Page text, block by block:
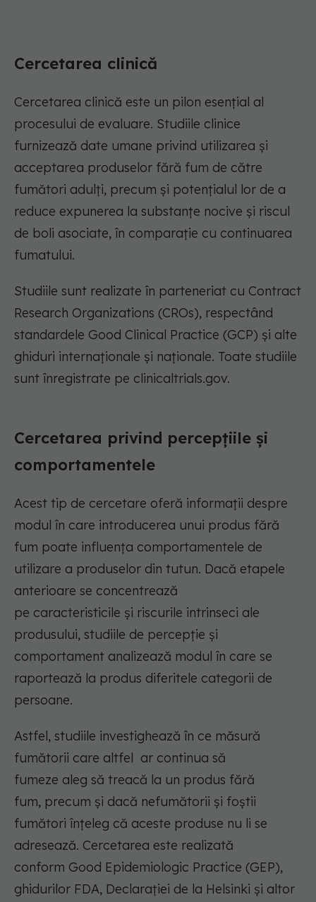
Cercetarea clinică
Cercetarea clinică este un pilon esențial al
procesului de evaluare. Studiile clinice
furnizează date umane privind utilizarea și
acceptarea produselor fără fum de către
fumători adulți, precum și potențialul lor de a
reduce expunerea la substanțe nocive și riscul
de boli asociate, în comparație cu continuarea
fumatului.
Studiile sunt realizate în parteneriat cu Contract
Research Organizations (CROs), respectând
standardele Good Clinical Practice (GCP) și alte
ghiduri internaționale și naționale. Toate studiile
sunt înregistrate pe clinicaltrials.gov.
Cercetarea privind percepțiile și
comportamentele
Acest tip de cercetare oferă informații despre
modul în care introducerea unui produs fără
fum poate influența comportamentele de
utilizare a produselor din tutun. Dacă etapele
anterioare se concentrează
pe caracteristicile și riscurile intrinseci ale
produsului, studiile de percepție și
comportament analizează modul în care se
raportează la produs diferitele categorii de
persoane.
Astfel, studiile investighează în ce măsură
fumătorii care altfel ar continua să
fumeze aleg să treacă la un produs fără
fum, precum și dacă nefumătorii și foștii
fumători înțeleg că aceste produse nu li se
adresează. Cercetarea este realizată
conform Good Epidemiologic Practice (GEP),
ghidurilor FDA, Declarației de la Helsinki și altor